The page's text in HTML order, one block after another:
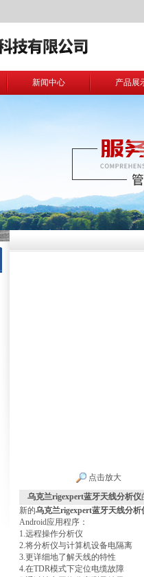
新闻中心 产品展
点击放大
乌克兰rigexpert蓝牙天线分析仪
新的乌克兰rigexpert蓝牙天线分析
Android应用程序：
1.远程操作分析仪
2.将分析仪与计算机设备电隔离
3.更详细地了解天线的特性
4.在TDR模式下定位电缆故障